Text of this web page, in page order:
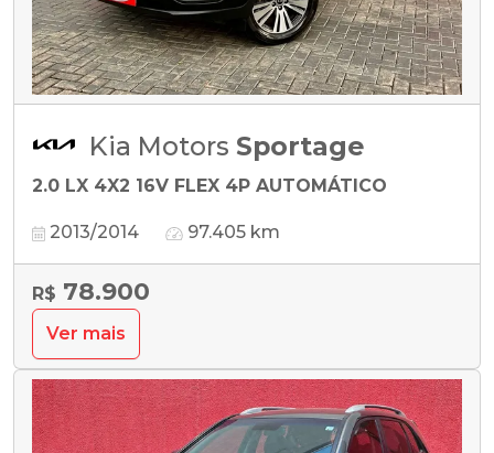
Kia Motors Sportage
2.0 LX 4X2 16V FLEX 4P AUTOMÁTICO
2013/2014 97.405 km
R$ 78.900
Ver mais